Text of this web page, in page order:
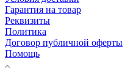
Гарантия на товар
Реквизиты
Политика
Договор публичной оферты
Помощь